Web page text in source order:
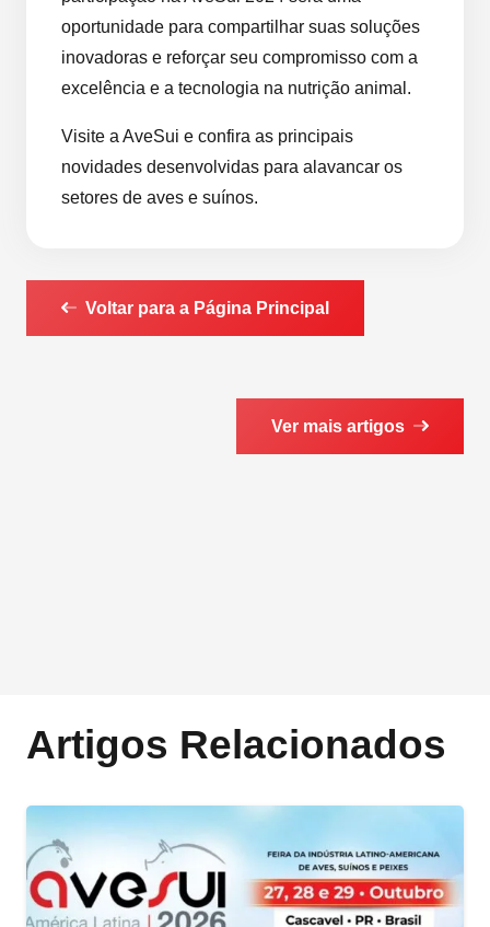
oportunidade para compartilhar suas soluções
inovadoras e reforçar seu compromisso com a
excelência e a tecnologia na nutrição animal.
Visite a AveSui e confira as principais
novidades desenvolvidas para alavancar os
setores de aves e suínos.
Voltar para a Página Principal
Ver mais artigos
Artigos Relacionados